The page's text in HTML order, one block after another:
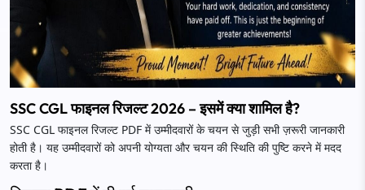
SSC CGL फाइनल रिजल्ट 2026 – इसमें क्या शामिल है?
SSC CGL फाइनल रिजल्ट PDF में उम्मीदवारों के चयन से जुड़ी सभी ज़रूरी जानकारी
होती है। यह उम्मीदवारों को अपनी योग्यता और चयन की स्थिति की पुष्टि करने में मदद
करता है।